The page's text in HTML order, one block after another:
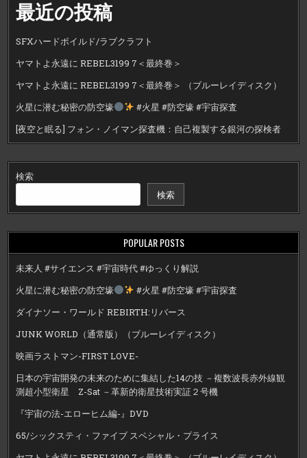
最近の投稿
SFXハードボイルド/ラブクラフト
ヤマトよ永遠に REBEL3199 7＜最終巻＞
ヤマトよ永遠に REBEL3199 7＜最終巻＞ （ブルーレイディスク）
火星に潜む秘密の防空壕
#火星 #防空壕 #宇宙探査
[夜空と眠る] フォン・ノイマン探査機：自己複製する銀河の探検者
検索
検索
POPULAR POSTS
未来人 #サイエンス #宇宙時代 #ゆっくり解説
火星に潜む秘密の防空壕
#火星 #防空壕 #宇宙探査
ダイナソー・ワールド REBIRTH:リバース
JUNK WORLD（通常版）（ブルーレイディスク）
映画ラストマン-FIRST LOVE-
日本の宇宙開発の未来のために集結した14の技 －複数波長赤外線観
測超小型衛星 Z-Sat －革新的衛星技術実証２号機
『宇宙の法-エローヒム編-』DVD
65/シックスティ・ファイブ スペシャル・プライス